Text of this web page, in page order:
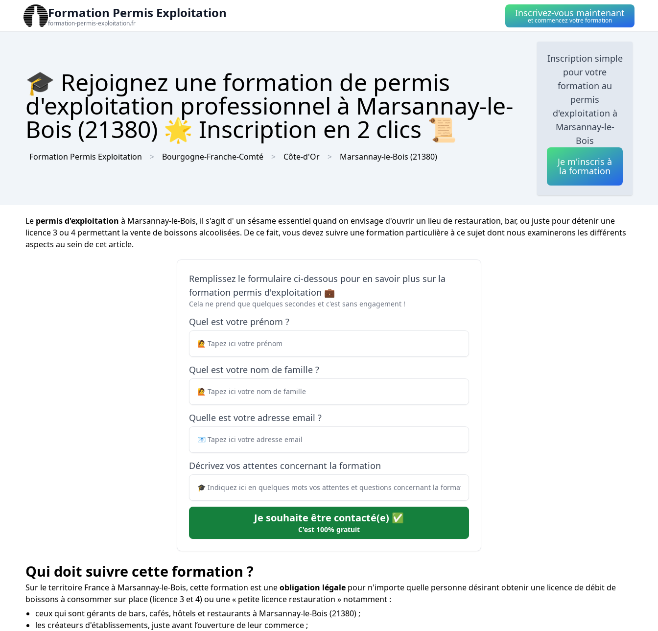
Formation Permis Exploitation
formation-permis-exploitation.fr
Inscrivez-vous maintenant
et commencez votre formation
🎓 Rejoignez une formation de permis
d'exploitation professionnel à Marsannay-le-
Bois (21380) 🌟 Inscription en 2 clics 📜
Formation Permis Exploitation Bourgogne-Franche-Comté Côte-d'Or Marsannay-le-Bois (21380)
Inscription simple
pour votre
formation au
permis
d'exploitation à
Marsannay-le-
Bois
Je m'inscris à
la formation
Le permis d'exploitation à Marsannay-le-Bois, il s'agit d' un sésame essentiel quand on envisage d'ouvrir un lieu de restauration, bar, ou juste pour détenir une
licence 3 ou 4 permettant la vente de boissons alcoolisées. De ce fait, vous devez suivre une formation particulière à ce sujet dont nous examinerons les différents
aspects au sein de cet article.
Remplissez le formulaire ci-dessous pour en savoir plus sur la
formation permis d'exploitation 💼
Cela ne prend que quelques secondes et c'est sans engagement !
Quel est votre prénom ?
Quel est votre nom de famille ?
Quelle est votre adresse email ?
Décrivez vos attentes concernant la formation
Je souhaite être contacté(e) ✅
C'est 100% gratuit
Qui doit suivre cette formation ?
Sur le territoire France à Marsannay-le-Bois, cette formation est uneobligation légale pour n'importe quelle personne désirant obtenir une licence de débit de
boissons à consommer sur place (licence 3 et 4) ou une « petite licence restauration » notamment :
ceux qui sont gérants de bars, cafés, hôtels et restaurants à Marsannay-le-Bois (21380) ;
les créateurs d'établissements, juste avant l’ouverture de leur commerce ;